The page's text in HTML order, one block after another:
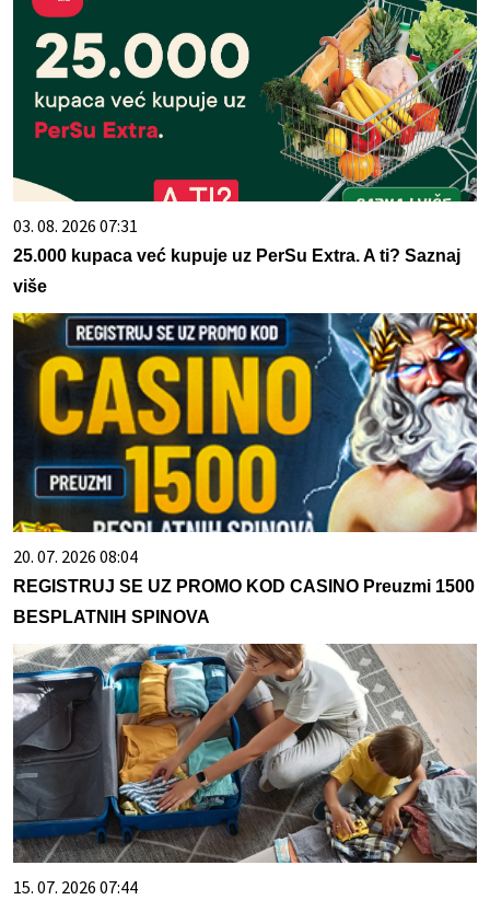
03. 08. 2026 07:31
25.000 kupaca već kupuje uz PerSu Extra. A ti? Saznaj
više
20. 07. 2026 08:04
REGISTRUJ SE UZ PROMO KOD CASINO Preuzmi 1500
BESPLATNIH SPINOVA
15. 07. 2026 07:44